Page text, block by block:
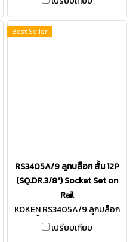
Best Seller
RS3405A/9 ลูกบล็อก สั้น 12P
(SQ.DR.3/8") Socket Set on
Rail
KOKEN RS3405A/9 ลูกบล็อก
สั้น 12P SQ.DR.3/8"
เปรียบเทียบ